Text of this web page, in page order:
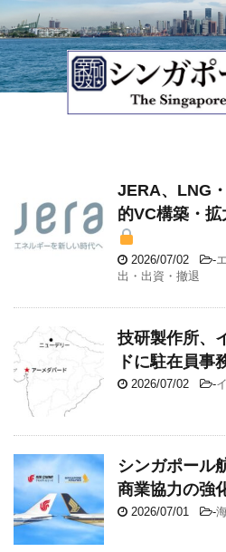
JERA、LNG
的VC構築・
2026/07/02 -
出・出資・撤退
技研製作所、
ドに駐在員事
2026/07/02 -
シンガポール
商業協力の強
2026/07/01 -